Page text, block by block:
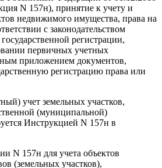
N 157н), принятие к учету и
недвижимого имущества, права на
с законодательством
регистрации,
первичных учетных
приложением документов,
регистрацию права или
учет земельных участков,
(муниципальной)
Инструкцией N 157н в
N 157н для учета объектов
(земельных участков),